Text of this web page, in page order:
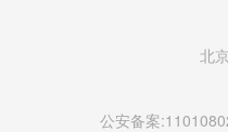
北
公安备案